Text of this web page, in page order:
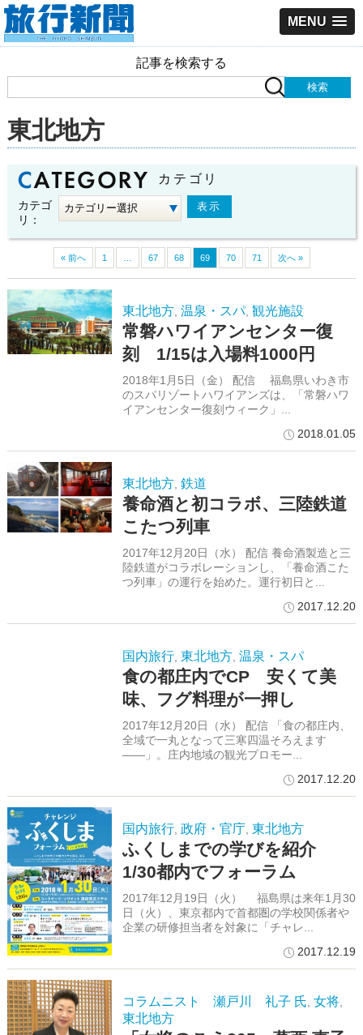
MENU
記事を検索する
東北地方
カテゴリ
カテゴ
リ：
« 前へ 1 67 68 69 70 71 次へ »
東北地方, 温泉・スパ, 観光施設
常磐ハワイアンセンター復
刻 1/15は入場料1000円
2018年1月5日（金） 配信 福島県いわき市
のスパリゾートハワイアンズは、「常磐ハワ
イアンセンター復刻ウィーク」...
2018.01.05
東北地方, 鉄道
養命酒と初コラボ、三陸鉄道
こたつ列車
2017年12月20日（水） 配信 養命酒製造と三
陸鉄道がコラボレーションし、「養命酒こた
つ列車」の運行を始めた。運行初日と...
2017.12.20
国内旅行, 東北地方, 温泉・スパ
食の都庄内でCP 安くて美
味、フグ料理が一押し
2017年12月20日（水） 配信 「食の都庄内、
全域で一丸となって三寒四温そろえます
――」。庄内地域の観光プロモー...
2017.12.20
国内旅行, 政府・官庁, 東北地方
ふくしまでの学びを紹介
1/30都内でフォーラム
2017年12月19日（火） 福島県は来年1月30
日（火）、東京都内で首都圏の学校関係者や
企業の研修担当者を対象に「チャレ...
2017.12.19
コラムニスト 瀬戸川 礼子 氏, 女将,
東北地方